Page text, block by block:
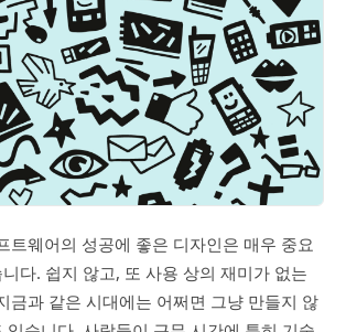
트웨어의 성공에 좋은 디자인은 매우 중요
다. 쉽지 않고, 또 사용 상의 재미가 없는
금과 같은 시대에는 어쩌면 그냥 만들지 않